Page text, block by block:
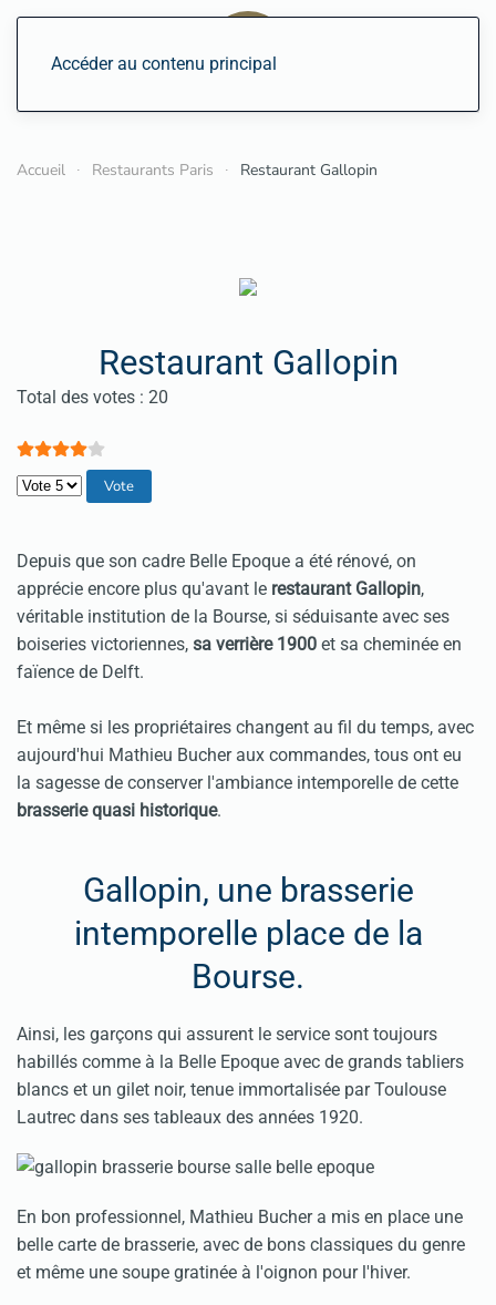
Accéder au contenu principal
Accueil Restaurants Paris Restaurant Gallopin
Restaurant Gallopin
Vote utilisateur:4/
Total des votes : 20
Veuillez voter
Depuis que son cadre Belle Epoque a été rénové, on
apprécie encore plus qu'avant le restaurant Gallopin,
véritable institution de la Bourse, si séduisante avec ses
boiseries victoriennes, sa verrière 1900 et sa cheminée en
faïence de Delft.
Et même si les propriétaires changent au fil du temps, avec
aujourd'hui Mathieu Bucher aux commandes, tous ont eu
la sagesse de conserver l'ambiance intemporelle de cette
brasserie quasi historique.
Gallopin, une brasserie
intemporelle place de la
Bourse.
Ainsi, les garçons qui assurent le service sont toujours
habillés comme à la Belle Epoque avec de grands tabliers
blancs et un gilet noir, tenue immortalisée par Toulouse
Lautrec dans ses tableaux des années 1920.
En bon professionnel, Mathieu Bucher a mis en place une
belle carte de brasserie, avec de bons classiques du genre
et même une soupe gratinée à l'oignon pour l'hiver.